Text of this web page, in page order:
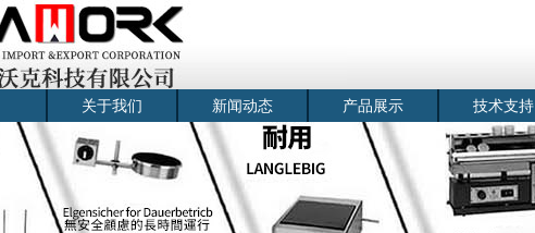
关于我们 新闻动态 产品展示 技术支持